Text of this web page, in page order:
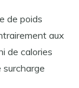
de poids
aux
de calories
surcharge